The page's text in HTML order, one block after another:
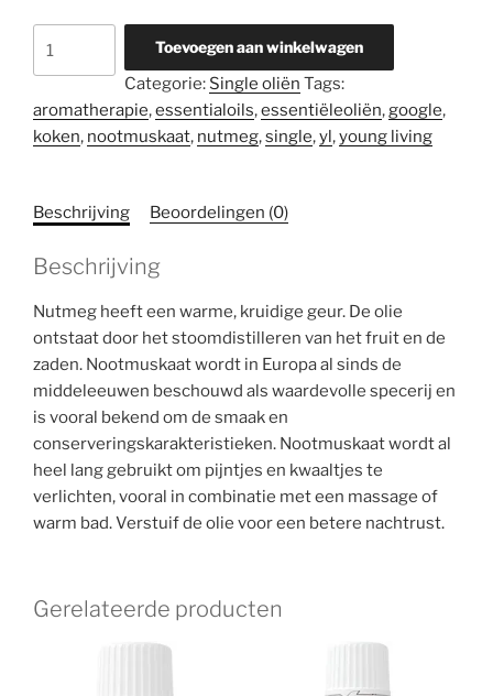
aantal
Toevoegen aan winkelwagen
Categorie: Single oliën Tags:
aromatherapie,essentialoils,essentiëleoliën,google,
koken, nootmuskaat, nutmeg,single,yl ,young living
Beschrijving Beoordelingen (0)
Beschrijving
Nutmeg heeft een warme, kruidige geur. De olie
ontstaat door het stoomdistilleren van het fruit en de
zaden. Nootmuskaat wordt in Europa al sinds de
middeleeuwen beschouwd als waardevolle specerij en
is vooral bekend om de smaak en
conserveringskarakteristieken. Nootmuskaat wordt al
heel lang gebruikt om pijntjes en kwaaltjes te
verlichten, vooral in combinatie met een massage of
warm bad. Verstuif de olie voor een betere nachtrust.
Gerelateerde producten